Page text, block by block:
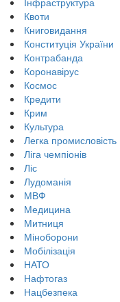
Квоти
Книговидання
Конституція України
Контрабанда
Коронавірус
Космос
Кредити
Крим
Культура
Легка промисловість
Ліга чемпіонів
Ліс
Лудоманія
МВФ
Медицина
Митниця
Міноборони
Мобілізація
НАТО
Нафтогаз
Нацбезпека